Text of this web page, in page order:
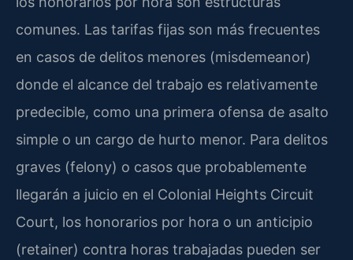
comunes. Las tarifas fijas son más frecuentes
en casos de delitos menores (misdemeanor)
donde el alcance del trabajo es relativamente
predecible, como una primera ofensa de asalto
simple o un cargo de hurto menor. Para delitos
graves (felony) o casos que probablemente
llegarán a juicio en el Colonial Heights Circuit
Court, los honorarios por hora o un anticipio
(retainer) contra horas trabajadas pueden ser